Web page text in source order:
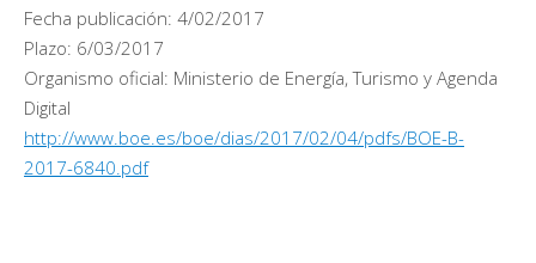
Fecha publicación: 4/02/2017
Plazo: 6/03/2017
Organismo oficial: Ministerio de Energía, Turismo y Agenda
Digital
http://www.boe.es/boe/dias/2017/02/04/pdfs/BOE-B-
2017-6840.pdf